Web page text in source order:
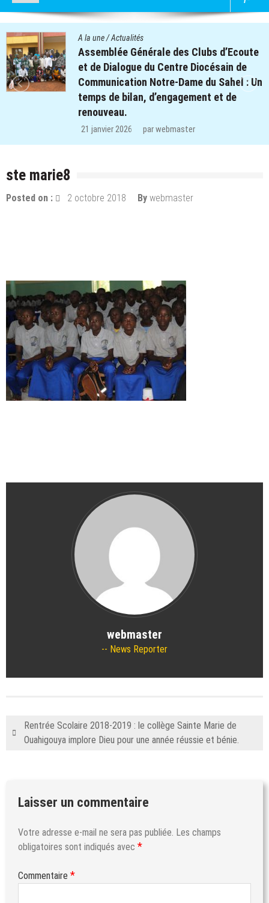
d’Ecoute
de
Sahel : Un
A la une
Quatre cent soixante-deux
des clubs d’écoute du projet
retrouvent le chemin de
régions de Koulsé et de
ste marie8
Posted on : 2 octobre 2018 By webmaster
webmaster
News Reporter
Rentrée Scolaire 2018-2019 : le collège Sainte Marie de
Ouahigouya implore Dieu pour une année réussie et bénie.
Laisser un commentaire
Votre adresse e-mail ne sera pas publiée. Les champs
obligatoires sont indiqués avec *
Commentaire *